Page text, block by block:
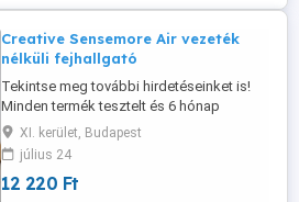
Kompatibilitás: Windows ...
Creative Sensemore Air vezeték
nélküli fejhallgató
Tekintse meg további hirdetéseinket is!
Minden termék tesztelt és 6 hónap
garanciával rendelkezik. A képek a
tényleges termékekről készültek. Ez a
termék: FELÚJÍTOTT Típus: True
Wireless Forma: In-ear Mikrofon: IGEN
XI. kerület, Budapest
július 24
12 220 Ft